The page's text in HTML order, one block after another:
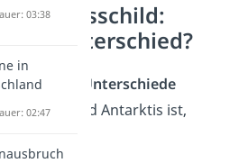
und Eisschild:
der Unterschied?
Unterschiede
Arktis und Antarktis ist,
03:38
in
02:47